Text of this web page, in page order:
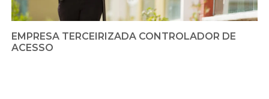
EMPRESA TERCEIRIZADA CONTROLADOR DE
ACESSO